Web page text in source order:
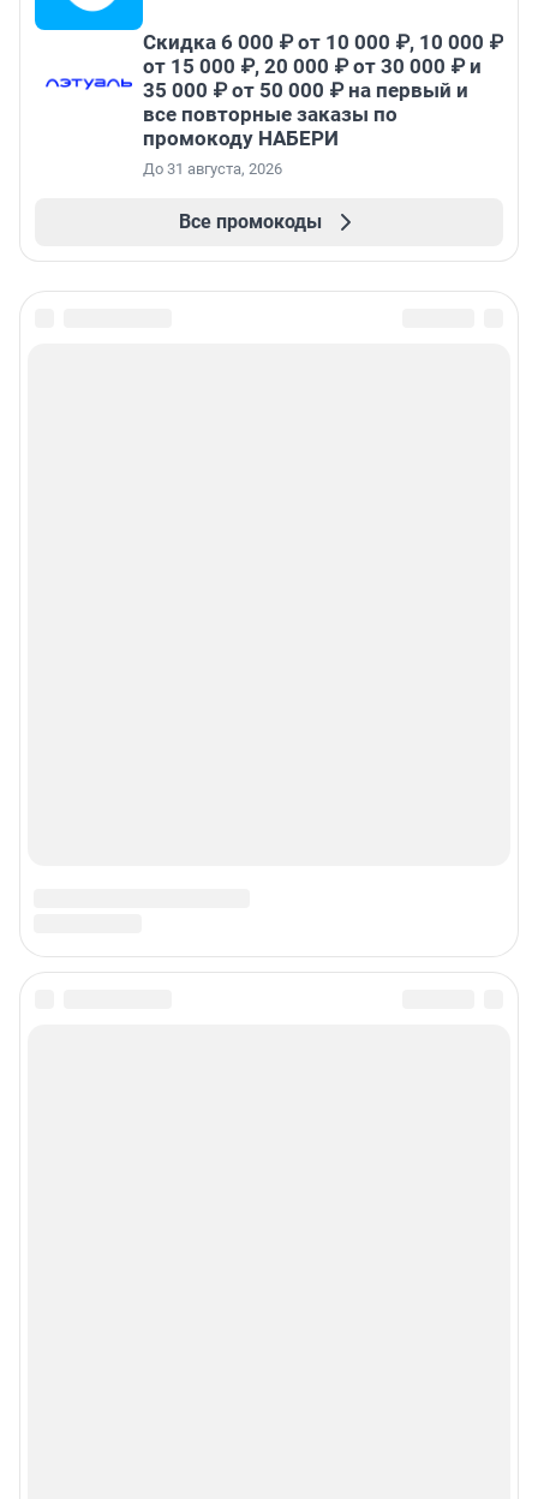
Скидка 6 000 ₽ от 10 000 ₽, 10 000 ₽
от 15 000 ₽, 20 000 ₽ от 30 000 ₽ и
35 000 ₽ от 50 000 ₽ на первый и
все повторные заказы по
промокоду НАБЕРИ
До 31 августа, 2026
Все промокоды